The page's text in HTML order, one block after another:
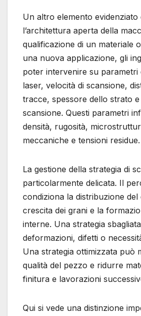
Un altro elemento evidenziato
l’architettura aperta della
qualificazione di un materiale
una nuova applicazione, gli
poter intervenire su parametri
laser, velocità di scansione,
tracce, spessore dello strato e
scansione. Questi parametri
densità, rugosità,
meccaniche e tensioni residue.
La gestione della strategia di
particolarmente delicata. Il
condiziona la distribuzione
crescita dei grani e la
interne. Una strategia
deformazioni, difetti o
Una strategia ottimizzata può
qualità del pezzo e ridurre
finitura e lavorazioni
Qui si vede una distinzione